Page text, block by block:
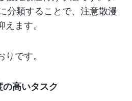
分類することで、注意散漫
ます。
です。
高いタスク